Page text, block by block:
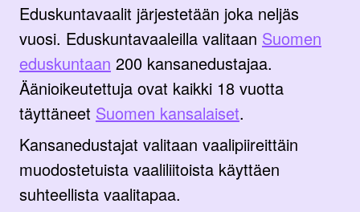
Eduskuntavaalit järjestetään joka neljäs
vuosi. Eduskuntavaaleilla valitaan Suomen
eduskuntaan 200 kansanedustajaa.
Äänioikeutettuja ovat kaikki 18 vuotta
täyttäneet Suomen kansalaiset.
Kansanedustajat valitaan vaalipiireittäin
muodostetuista vaaliliitoista käyttäen
suhteellista vaalitapaa.